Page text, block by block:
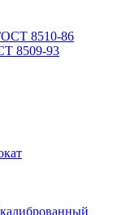
8510-86
8509-93